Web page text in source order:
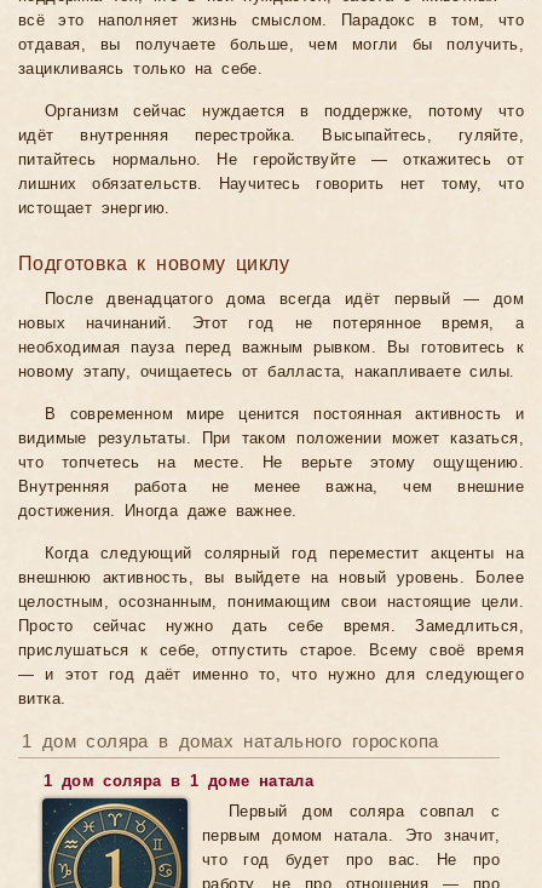
всё это наполняет жизнь смыслом. Парадокс в том, что
отдавая, вы получаете больше, чем могли бы получить,
зацикливаясь только на себе.
Организм сейчас нуждается в поддержке, потому что
идёт внутренняя перестройка. Высыпайтесь, гуляйте,
питайтесь нормально. Не геройствуйте — откажитесь от
лишних обязательств. Научитесь говорить нет тому, что
истощает энергию.
Подготовка к новому циклу
После двенадцатого дома всегда идёт первый — дом
новых начинаний. Этот год не потерянное время, а
необходимая пауза перед важным рывком. Вы готовитесь к
новому этапу, очищаетесь от балласта, накапливаете силы.
В современном мире ценится постоянная активность и
видимые результаты. При таком положении может казаться,
что топчетесь на месте. Не верьте этому ощущению.
Внутренняя работа не менее важна, чем внешние
достижения. Иногда даже важнее.
Когда следующий солярный год переместит акценты на
внешнюю активность, вы выйдете на новый уровень. Более
целостным, осознанным, понимающим свои настоящие цели.
Просто сейчас нужно дать себе время. Замедлиться,
прислушаться к себе, отпустить старое. Всему своё время
— и этот год даёт именно то, что нужно для следующего
витка.
1 дом соляра в домах натального гороскопа
1 дом соляра в 1 доме натала
Первый дом соляра совпал с
первым домом натала. Это значит,
что год будет про вас. Не про